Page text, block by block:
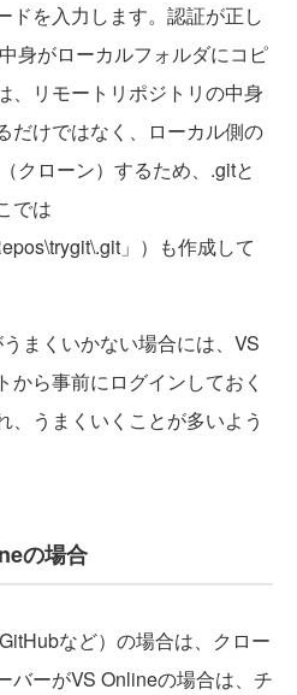
ドを入力します。認証が正し
身がローカルフォルダにコピ
、リモートリポジトリの中身
けではなく、
ローカル側の
クローン）するため、 .gitと
では
」） も作成して
まくいかない場合には、VS
から事前にログインしておく
、うまくいくことが多いよう
の場合
など）の場合は、クロー
バーがVS Onlineの場合は、チ